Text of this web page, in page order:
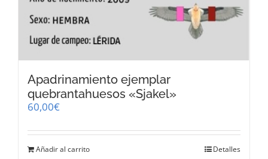
Apadrinamiento ejemplar
quebrantahuesos «Sjakel»
60,00€
Añadir al carrito Detalles